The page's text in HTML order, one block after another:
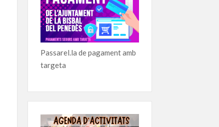
Passarel.la de pagament amb
targeta